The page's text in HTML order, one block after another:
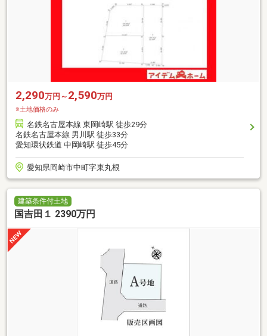
2,290万円～ 2,590万円
※土地価格のみ
名鉄名古屋本線 東岡崎駅 徒歩29分
名鉄名古屋本線 男川駅 徒歩33分
愛知環状鉄道 中岡崎駅 徒歩45分
愛知県岡崎市中町字東丸根
建築条件付土地
国吉田１ 2390万円